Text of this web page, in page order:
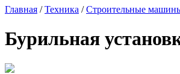
Главная /Техника /Строительные
Бурильная